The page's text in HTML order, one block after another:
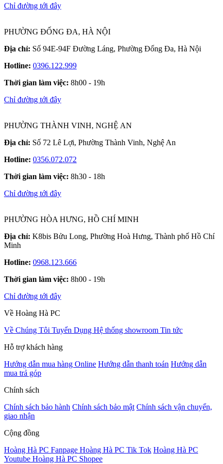
Chỉ đường tới đây
PHƯỜNG ĐỐNG ĐA, HÀ NỘI
Địa chỉ: Số 94E-94F Đường Láng, Phường Đống Đa, Hà Nội
Hotline: 0396.122.999
Thời gian làm việc: 8h00 - 19h
Chỉ đường tới đây
PHƯỜNG THÀNH VINH, NGHỆ AN
Địa chỉ: Số 72 Lê Lợi, Phường Thành Vinh, Nghệ An
Hotline: 0356.072.072
Thời gian làm việc: 8h30 - 18h
Chỉ đường tới đây
PHƯỜNG HÒA HƯNG, HỒ CHÍ MINH
Địa chỉ: K8bis Bửu Long, Phường Hoà Hưng, Thành phố Hồ Chí
Minh
Hotline: 0968.123.666
Thời gian làm việc: 8h00 - 19h
Chỉ đường tới đây
Về Hoàng Hà PC
Về Chúng Tôi Tuyển Dụng Hệ thống showroom Tin tức
Hỗ trợ khách hàng
Hướng dẫn mua hàng Online Hướng dẫn thanh toán Hướng dẫn
mua trả góp
Chính sách
Chính sách bảo hành Chính sách bảo mật Chính sách vận chuyển,
giao nhận
Cộng đồng
Hoàng Hà PC Fanpage Hoàng Hà PC Tik Tok Hoàng Hà PC
Youtube Hoàng Hà PC Shopee